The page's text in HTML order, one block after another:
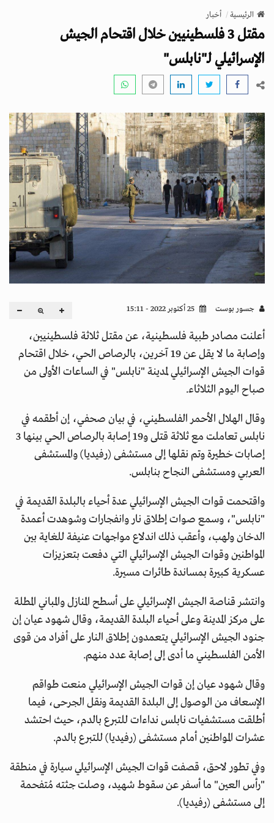
v
g
a
n
الرئيسية أخبار
مقتل 3 فلسطينيين خلال اقتحام الجيش
الإسرائيلي لـ"نابلس"
جسور بوست
أعلنت مصادر طبية فلسطينية، عن مقتل ثلاثة فلسطينيين،
وإصابة ما لا يقل عن 19 آخرين، بالرصاص الحي، خلال اقتحام
قوات الجيش الإسرائيلي لمدينة "نابلس" في الساعات الأولى من
صباح اليوم الثلاثاء.
وقال الهلال الأحمر الفلسطيني، في بيان صحفي، إن أطقمه في
نابلس تعاملت مع ثلاثة قتلى و19 إصابة بالرصاص الحي بينها 3
إصابات خطيرة وتم نقلها إلى مستشفى (رفيديا) والمستشفى
العربي ومستشفى النجاح بنابلس.
واقتحمت قوات الجيش الإسرائيلي عدة أحياء بالبلدة القديمة في
"نابلس"، وسمع صوات إطلاق نار وانفجارات وشوهدت أعمدة
الدخان ولهب، وأعقب ذلك اندلاع مواجهات عنيفة للغاية بين
المواطنين وقوات الجيش الإسرائيلي التي دفعت بتعزيزات
عسكرية كبيرة بمساندة طائرات مسيرة.
وانتشر قناصة الجيش الإسرائيلي على أسطح المنازل والمباني المطلة
على مركز المدينة وعلى أحياء البلدة القديمة، وقال شهود عيان إن
جنود الجيش الإسرائيلي يتعمدون إطلاق النار على أفراد من قوى
الأمن الفلسطيني ما أدى إلى إصابة عدد منهم.
وقال شهود عيان إن قوات الجيش الإسرائيلي منعت طواقم
الإسعاف من الوصول إلى البلدة القديمة ونقل الجرحى، فيما
أطلقت مستشفيات نابلس نداءات للتبرع بالدم، حيث احتشد
عشرات المواطنين أمام مستشفى (رفيديا) للتبرع بالدم.
وفي تطور لاحق، قصفت قوات الجيش الإسرائيلي سيارة في منطقة
"رأس العين" ما أسفر عن سقوط شهيد، وصلت جثته مُتفحمة
إلى مستشفى (رفيديا).